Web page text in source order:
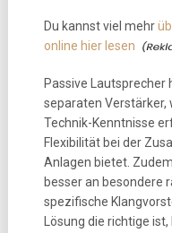
Du kannst viel mehr
online hier lesen
Passive Lautsprecher
separaten Verstärker,
Technik-Kenntnisse
Flexibilität bei der
Anlagen bietet.
besser an besondere
spezifische
Lösung die richtige